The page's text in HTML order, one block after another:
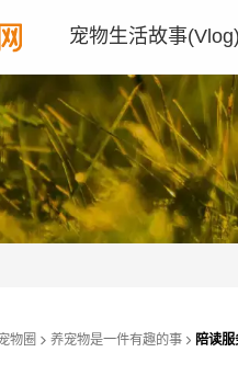
宠物生活故事(Vlog)
物圈 养宠物是一件有趣的事 陪读